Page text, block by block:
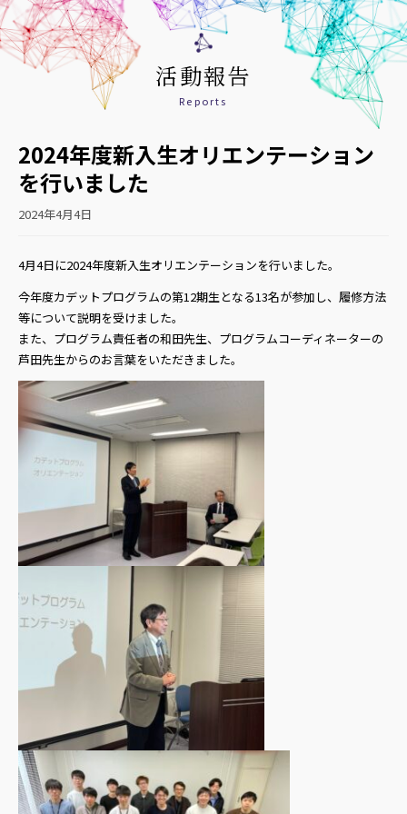
活動報告
Reports
2024年度新入生オリエンテーション
を行いました
2024年4月4日
4月4日に2024年度新入生オリエンテーションを行いました。
今年度カデットプログラムの第12期生となる13名が参加し、履修方法
等について説明を受けました。
また、プログラム責任者の和田先生、プログラムコーディネーターの
芦田先生からのお言葉をいただきました。